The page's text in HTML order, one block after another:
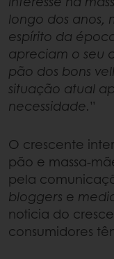
longo dos anos,
espírito da
apreciam o seu
pão dos bons
situação atual
necessidade.”
O crescente
pão e massa-
pela
bloggers e
noticia do
consumidores